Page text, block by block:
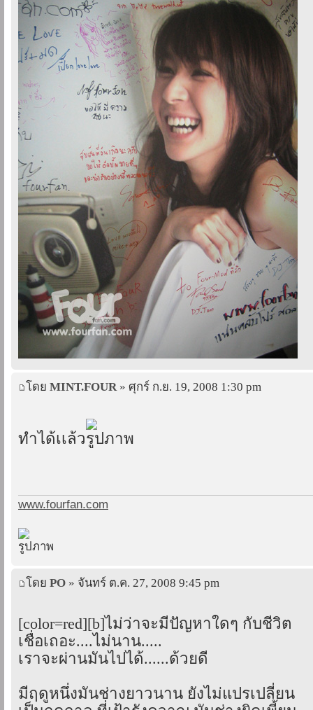
โดย MINT.FOUR » ศุกร์ ก.ย. 19, 2008 1:30 pm
ทำได้เเล้ว
www.fourfan.com
โดย PO » จันทร์ ต.ค. 27, 2008 9:45 pm
[color=red][b]ไม่ว่าจะมีปัญหาใดๆ กับชีวิต
เชื่อเถอะ....ไม่นาน.....
เราจะผ่านมันไปได้......ด้วยดี
มีฤดูหนึ่งมันช่างยาวนาน ยังไม่แปรเปลี่ยน